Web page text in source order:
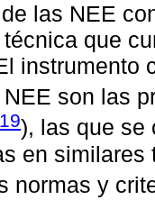
las NEE
que
instrumento
son las
), las que se
en
normas y